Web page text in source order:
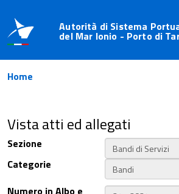
Autorità di Sistema
del Mar Ionio - Porto di
Home
Vista atti ed allegati
Sezione
Categorie
Numero in Albo e